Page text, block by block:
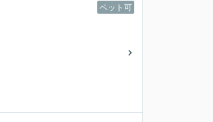
ペット可